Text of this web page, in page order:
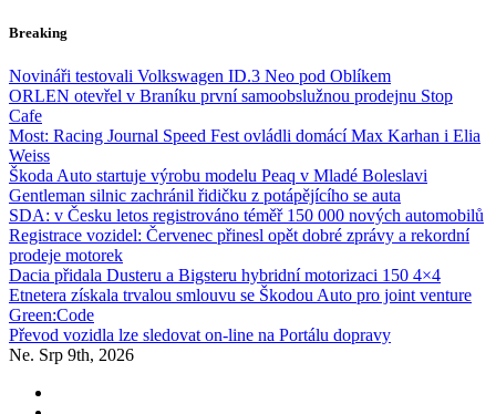
Skip
content
Breaking
Novináři testovali Volkswagen ID.3 Neo pod Oblíkem
ORLEN otevřel v Braníku první samoobslužnou prodejnu Stop
Cafe
Most: Racing Journal Speed Fest ovládli domácí Max Karhan i Elia
Weiss
Škoda Auto startuje výrobu modelu Peaq v Mladé Boleslavi
Gentleman silnic zachránil řidičku z potápějícího se auta
SDA: v Česku letos registrováno téměř 150 000 nových automobilů
Registrace vozidel: Červenec přinesl opět dobré zprávy a rekordní
prodeje motorek
Dacia přidala Dusteru a Bigsteru hybridní motorizaci 150 4×4
Etnetera získala trvalou smlouvu se Škodou Auto pro joint venture
Green:Code
Převod vozidla lze sledovat on-line na Portálu dopravy
Ne. Srp 9th, 2026